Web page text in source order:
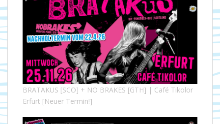
BRATAKUS [SCO] + NO BRAKES [GTH] | Café Tikolor
Erfurt [Neuer Termin!]